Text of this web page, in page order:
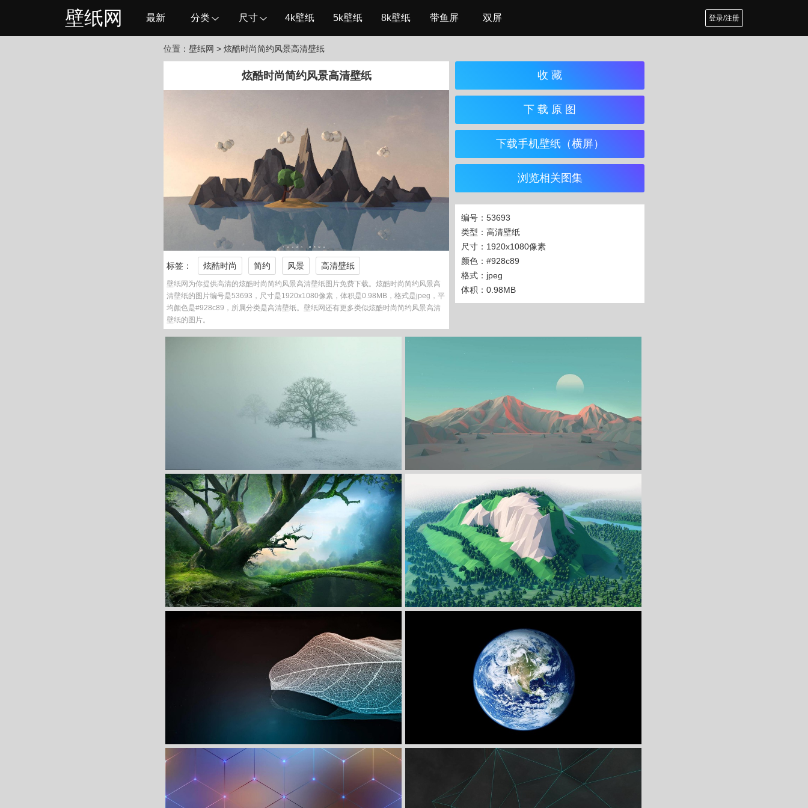
壁纸网 最新 分类 尺寸 4k壁纸 5k壁纸 8k壁纸 带鱼屏 双屏 登录/注册
位置： 壁纸网 > 炫酷时尚简约风景高清壁纸
炫酷时尚简约风景高清壁纸
标签： 炫酷时尚 简约 风景 高清壁纸
壁纸网为你提供高清的炫酷时尚简约风景高清壁纸图片免费下载。炫酷时尚简约风景高
清壁纸的图片编号是53693，尺寸是1920x1080像素，体积是0.98MB，格式是jpeg，平
均颜色是#928c89，所属分类是高清壁纸。壁纸网还有更多类似炫酷时尚简约风景高清
壁纸的图片。
收 藏
下 载 原 图
下载手机壁纸（横屏）
浏览相关图集
编号：53693
类型：高清壁纸
尺寸：1920x1080像素
颜色：#928c89
格式：jpeg
体积：0.98MB
炫酷时尚简约风景高清壁纸 炫酷时尚简约绘画高清壁纸
立 即 下 载
收 藏
炫酷时尚简约绘画高清壁纸
立 即 下 载
炫酷时尚简约树叶高清桌面壁纸
立 即 下 载
收 藏
炫酷时尚简约地球高清壁纸
立 即 下 载
收 藏